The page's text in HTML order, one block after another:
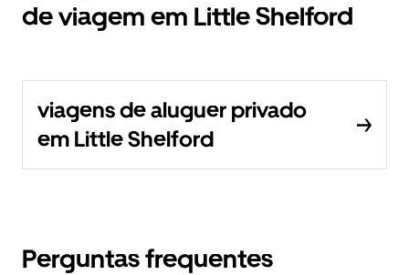
de viagem em Little Shelford
viagens de aluguer privado
em Little Shelford
Perguntas frequentes